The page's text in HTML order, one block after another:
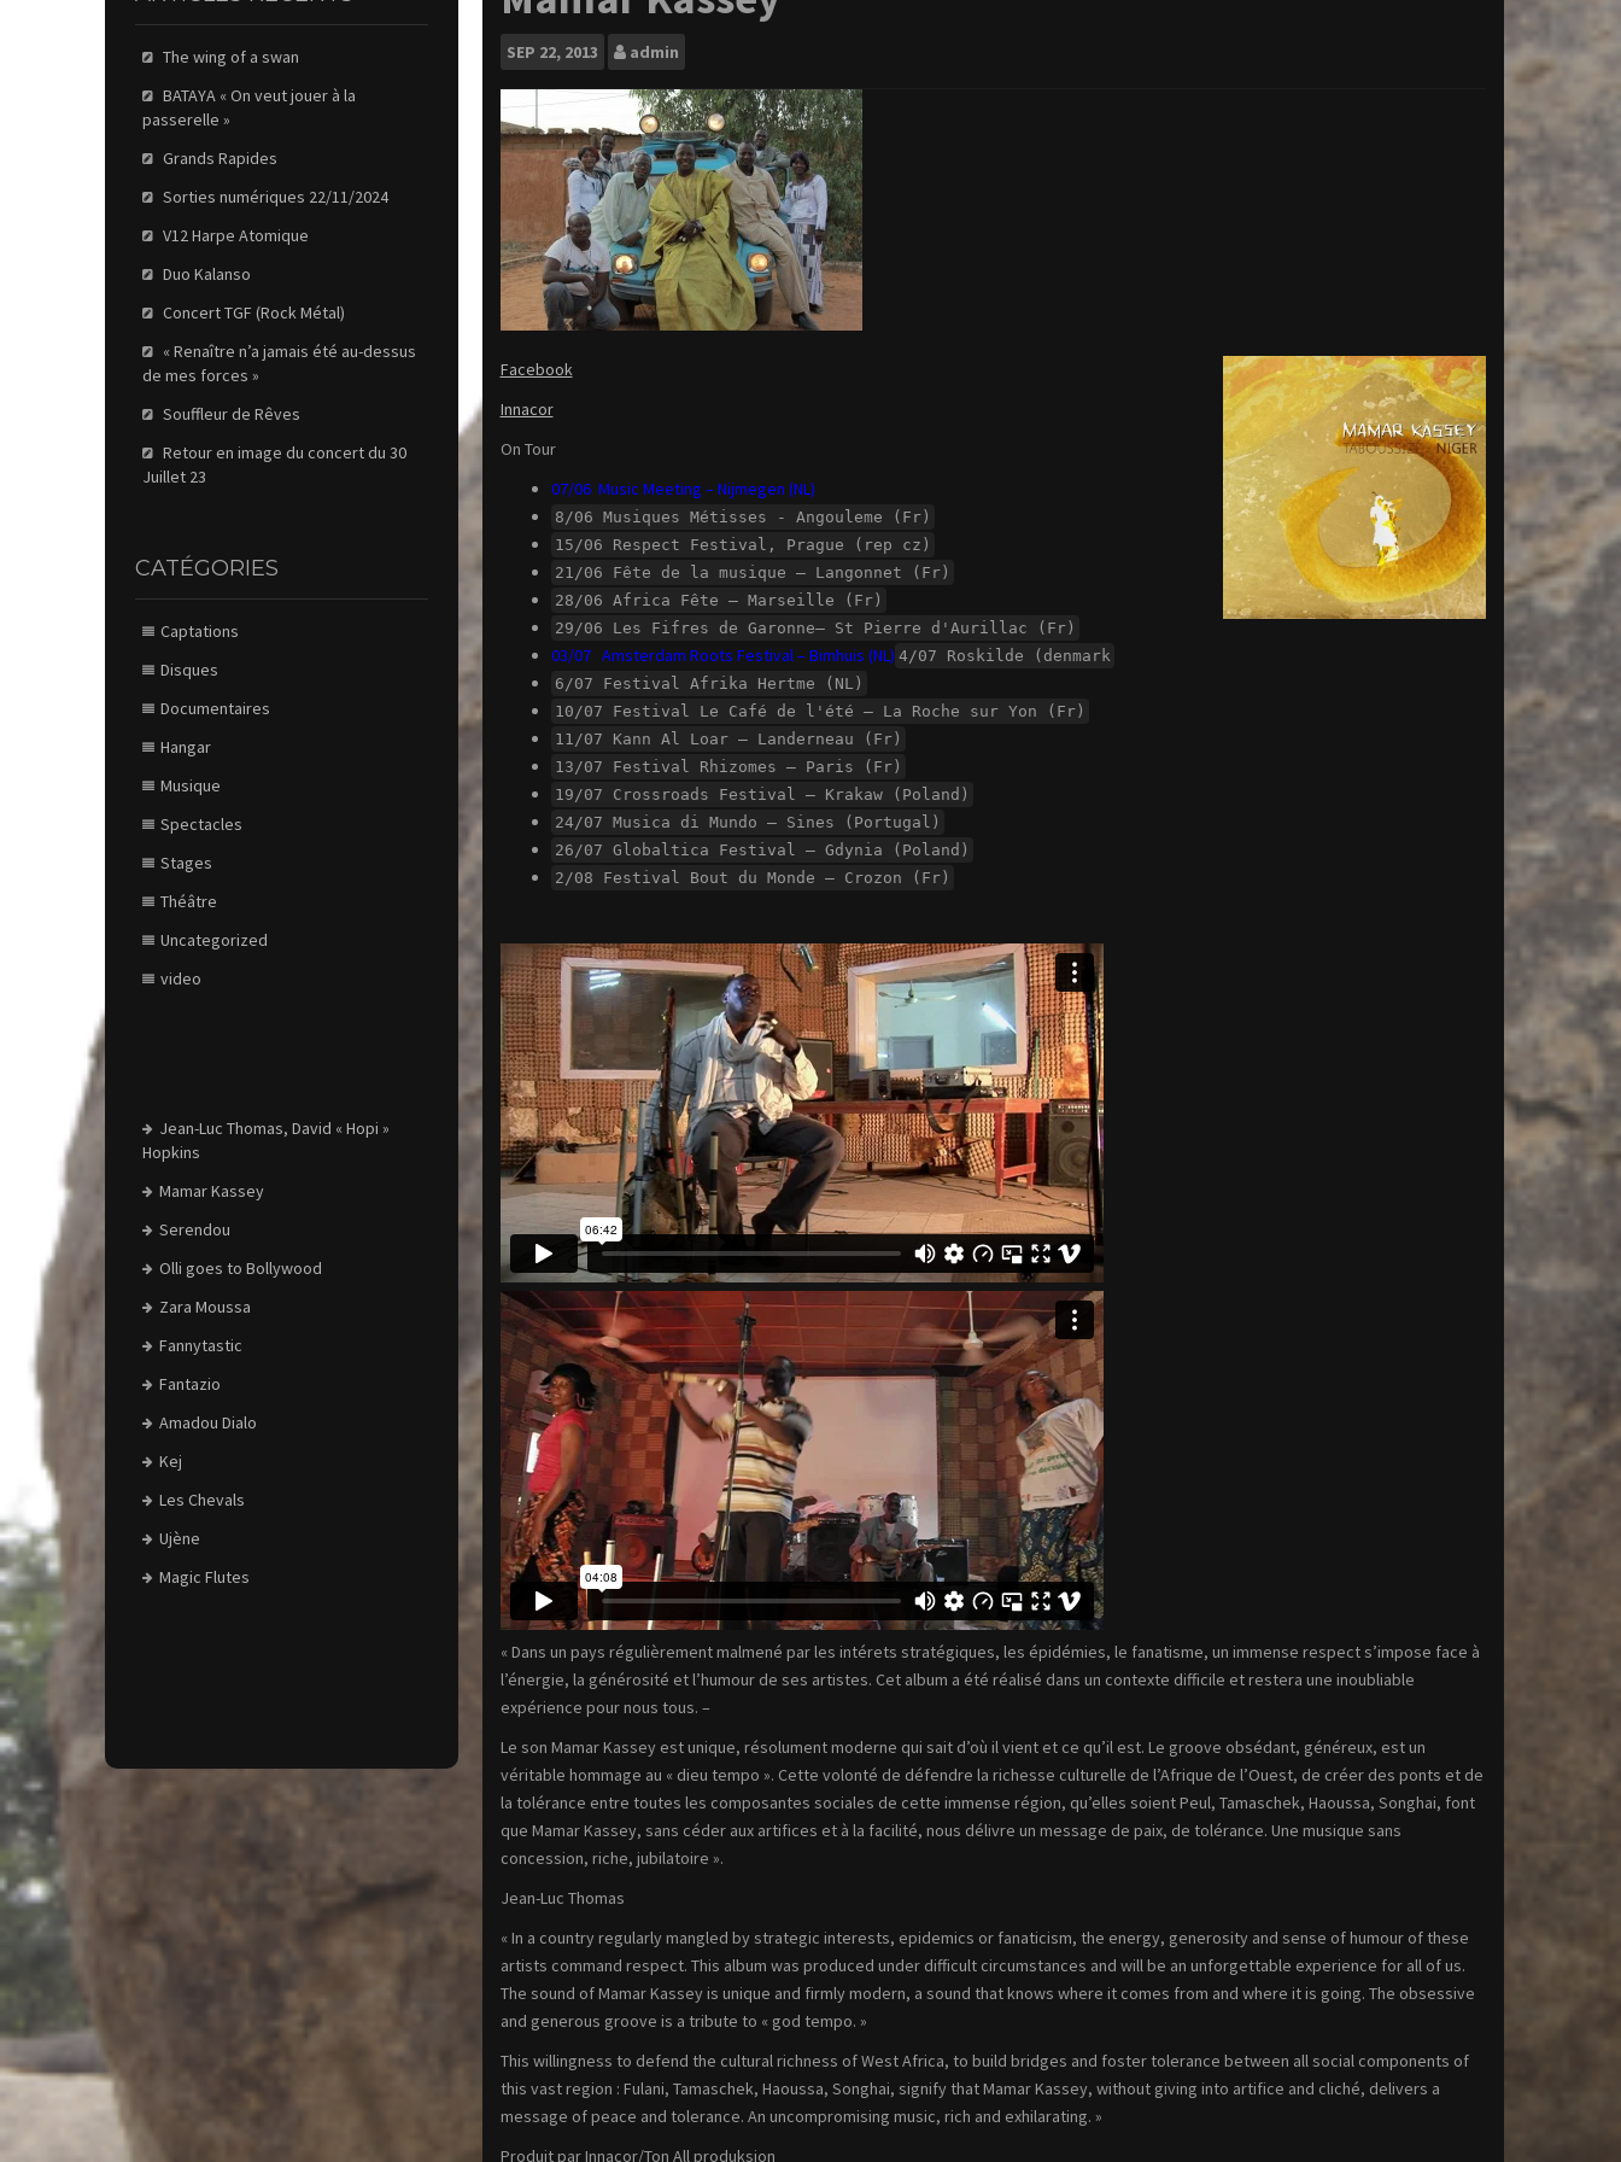
SEP 22, 2013 admin
Facebook
Innacor
On Tour
07/06 Music Meeting – Nijmegen (NL)
8/06 Musiques Métisses - Angouleme (Fr)
15/06 Respect Festival, Prague (rep cz)
21/06 Fête de la musique – Langonnet (Fr)
28/06 Africa Fête – Marseille (Fr)
29/06 Les Fifres de Garonne– St Pierre d'Aurillac (Fr)
03/07 Amsterdam Roots Festival – Bimhuis (NL) 4/07 Roskilde (denmark
6/07 Festival Afrika Hertme (NL)
10/07 Festival Le Café de l'été – La Roche sur Yon (Fr)
11/07 Kann Al Loar – Landerneau (Fr)
13/07 Festival Rhizomes – Paris (Fr)
19/07 Crossroads Festival – Krakaw (Poland)
24/07 Musica di Mundo – Sines (Portugal)
26/07 Globaltica Festival – Gdynia (Poland)
2/08 Festival Bout du Monde – Crozon (Fr)
« Dans un pays régulièrement malmené par les intérets stratégiques, les épidémies, le fanatisme, un immense respect s’impose face à
l’énergie, la générosité et l’humour de ses artistes. Cet album a été réalisé dans un contexte difficile et restera une inoubliable
expérience pour nous tous. –
Le son Mamar Kassey est unique, résolument moderne qui sait d’où il vient et ce qu’il est. Le groove obsédant, généreux, est un
véritable hommage au « dieu tempo ». Cette volonté de défendre la richesse culturelle de l’Afrique de l’Ouest, de créer des ponts et de
la tolérance entre toutes les composantes sociales de cette immense région, qu’elles soient Peul, Tamaschek, Haoussa, Songhai, font
que Mamar Kassey, sans céder aux artifices et à la facilité, nous délivre un message de paix, de tolérance. Une musique sans
concession, riche, jubilatoire ».
Jean-Luc Thomas
« In a country regularly mangled by strategic interests, epidemics or fanaticism, the energy, generosity and sense of humour of these
artists command respect. This album was produced under difficult circumstances and will be an unforgettable experience for all of us.
The sound of Mamar Kassey is unique and firmly modern, a sound that knows where it comes from and where it is going. The obsessive
and generous groove is a tribute to « god tempo. »
This willingness to defend the cultural richness of West Africa, to build bridges and foster tolerance between all social components of
this vast region : Fulani, Tamaschek, Haoussa, Songhai, signify that Mamar Kassey, without giving into artifice and cliché, delivers a
message of peace and tolerance. An uncompromising music, rich and exhilarating. »
Produit par Innacor/Ton All produksion
The wing of a swan
BATAYA « On veut jouer à la
passerelle »
Grands Rapides
Sorties numériques 22/11/2024
V12 Harpe Atomique
Duo Kalanso
Concert TGF (Rock Métal)
« Renaître n’a jamais été au-dessus
de mes forces »
Souffleur de Rêves
Retour en image du concert du 30
Juillet 23
CATÉGORIES
Captations
Disques
Documentaires
Hangar
Musique
Spectacles
Stages
Théâtre
Uncategorized
video
Jean-Luc Thomas, David « Hopi »
Hopkins
Mamar Kassey
Serendou
Olli goes to Bollywood
Zara Moussa
Fannytastic
Fantazio
Amadou Dialo
Kej
Les Chevals
Ujène
Magic Flutes